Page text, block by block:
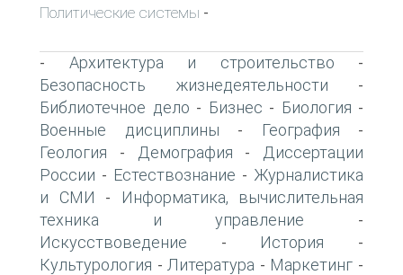
Политические системы -
- Архитектура и строительство -
Безопасность жизнедеятельности -
Библиотечное дело - Бизнес - Биология -
Военные дисциплины - География -
Геология - Демография -
Диссертации
России - Естествознание - Журналистика
и СМИ -
Информатика, вычислительная
техника и управление -
Искусствоведение - История -
Культурология - Литература - Маркетинг -